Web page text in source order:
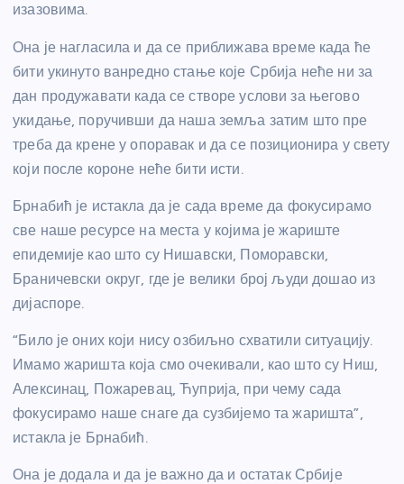
изазовима.
Она је нагласила и да се приближава време када ће
бити укинуто ванредно стање које Србија неће ни за
дан продужавати када се створе услови за његово
укидање, поручивши да наша земља затим што пре
треба да крене у опоравак и да се позиционира у свету
који после короне неће бити исти.
Брнабић је истакла да је сада време да фокусирамо
све наше ресурсе на места у којима је жариште
епидемије као што су Нишавски, Поморавски,
Браничевски округ, где је велики број људи дошао из
дијаспоре.
“Било је оних који нису озбиљно схватили ситуацију.
Имамо жаришта која смо очекивали, као што су Ниш,
Алексинац, Пожаревац, Ћуприја, при чему сада
фокусирамо наше снаге да сузбијемо та жаришта”,
истакла је Брнабић.
Она је додала и да је важно да и остатак Србије